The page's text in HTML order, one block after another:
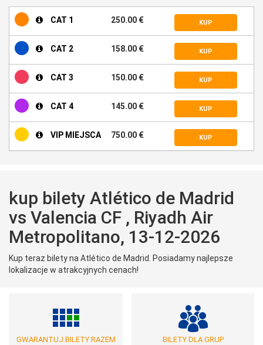
CAT 1 250.00 € KUP
CAT 2 158.00 € KUP
CAT 3 150.00 € KUP
CAT 4 145.00 € KUP
VIP MIEJSCA 750.00 € KUP
kup bilety Atlético de Madrid
vs Valencia CF , Riyadh Air
Metropolitano, 13-12-2026
Kup teraz bilety na Atlético de Madrid. Posiadamy najlepsze
lokalizacje w atrakcyjnych cenach!
GWARANTUJ BILETY RAZEM BILETY DLA GRUP